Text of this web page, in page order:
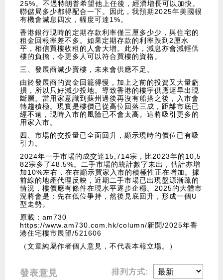
25%。不過特朗普希望他上任後，經濟增長可以加快。
聯儲局多少都得配合一下。因此，我預期2025年美國很
有機會減息四次，幅度可達1%。
香港銀行現時的定期存款利率僅三厘多少少，與住宅的
租金回報率差不多。如果定期存款的利率跌到2厘水
平，相信買樓收租的人會大增。此外，減息亦會減輕供
樓的負擔，令更多人可以符合買樓的資格。
三、發展商減少賣樓，未來會供應不足。
由於發展商的資金回籠得慢，加上之前的投資又大量虧
損，所以只好減少投地。導致香港的樓宇供應遲早出現
斷層。當用家意識到蘇州過後再沒有船搭之後，入市會
轉趨積極。現實是樓價已從高位回落三成，距離市底已
經不遠，現時入市的風險已不會太高。這將吸引更多的
用家入市。
四、市場的交投量已全面回升，顯示現時的價位已有吸
引力。
2024年一手市場的成交達15,714宗，比2023年的10,5
82宗多了48.5%。二手市場的統計數字未出，估計亦增
加10%左右，在在顯示買家入市的積極性正在增加。據
前線的地產代理反映，近期二手市場已出現盤源漸疏的
情況，樓價應有條件在現水平逐步企穩。2025的大體市
況將會是：先在低位爭持，然後見底回升，形成一個U
型走勢。
原載：am730
https://www.am730.com.hk/column/新聞/2025年香
港住宅樓市展望/521606
（文章純屬作者個人意見，不代表本報立場。）
發表意見 排列方式: